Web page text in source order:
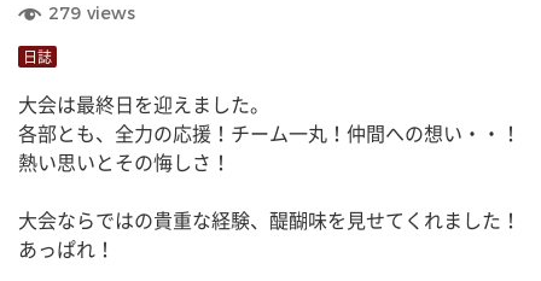
279 views
日誌
大会は最終日を迎えました。
各部とも、全力の応援！チーム一丸！仲間への想い・・！
熱い思いとその悔しさ！
大会ならではの貴重な経験、醍醐味を見せてくれました！
あっぱれ！